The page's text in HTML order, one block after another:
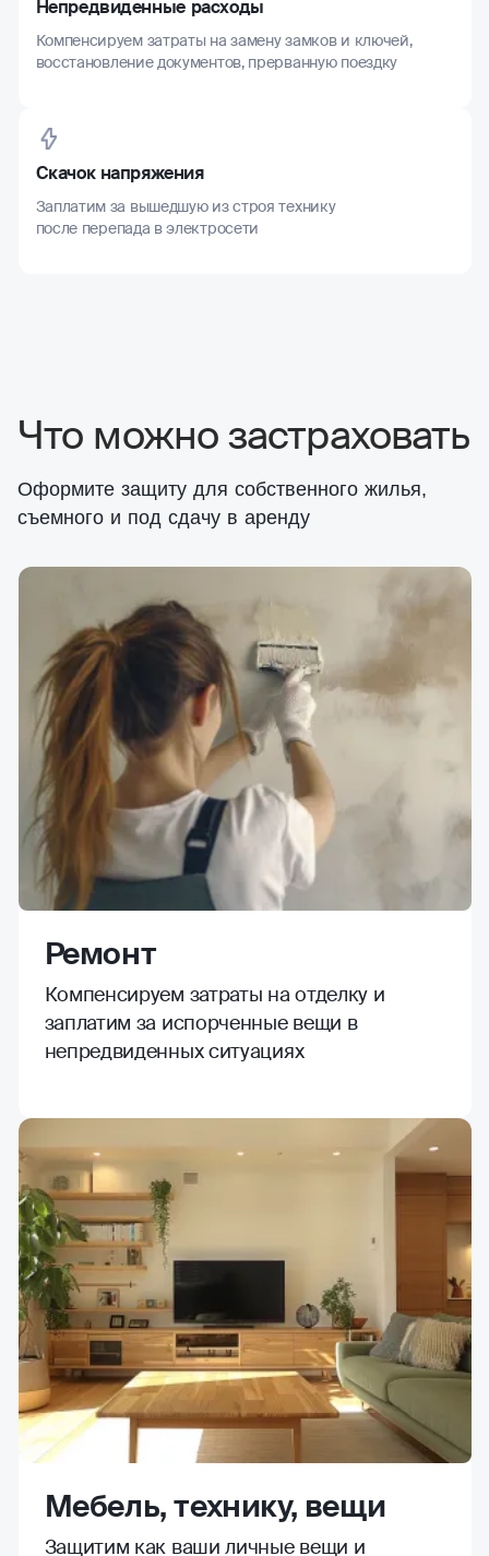
Непредвиденные расходы
Компенсируем затраты на замену замков и ключей,
восстановление документов, прерванную поездку
Скачок напряжения
Заплатим за вышедшую из строя технику
после перепада в электросети
Что можно застраховать
Оформите защиту для собственного жилья,
съемного и под сдачу в аренду
Ремонт
Компенсируем затраты на отделку и
заплатим за испорченные вещи в
непредвиденных ситуациях
Мебель, технику, вещи
Защитим как ваши личные вещи и